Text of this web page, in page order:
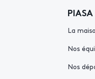
PIASA
La
Nos
Nos